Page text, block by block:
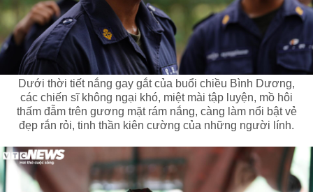
Dưới thời tiết nắng gay gắt của buổi chiều Bình Dương,
các chiến sĩ không ngại khó, miệt mài tập luyện, mồ hôi
thấm đẫm trên gương mặt rám nắng, càng làm nổi bật vẻ
đẹp rắn rỏi, tinh thần kiên cường của những người lính.